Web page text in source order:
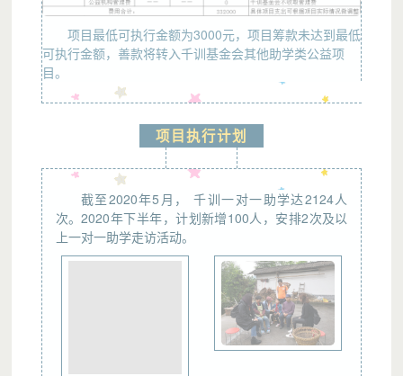
项目最低可执行金额为3000元，项目筹款未达到最低
可执行金额，善款将转入千训基金会其他助学类公益项
目。
项目执行计划
截至2020年5月， 千训一对一助学达2124人
次。2020年下半年，计划新增100人，安排2次及以
上一对一助学走访活动。